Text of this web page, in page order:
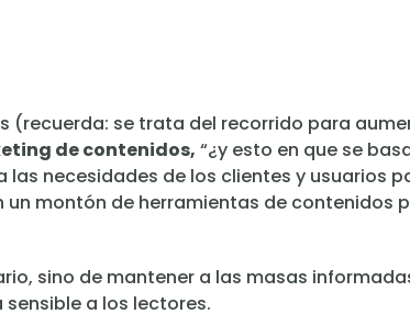
se trata del recorrido para
de contenidos, “¿y esto en que se
necesidades de los clientes y usuarios
montón de herramientas de contenidos
sino de mantener a las masas
a los lectores.